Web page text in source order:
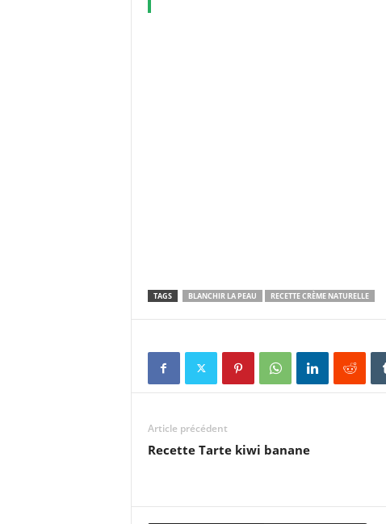
TAGS BLANCHIR LA PEAU RECETTE CRÈME NATURELLE
Article précédent
Recette Tarte kiwi banane